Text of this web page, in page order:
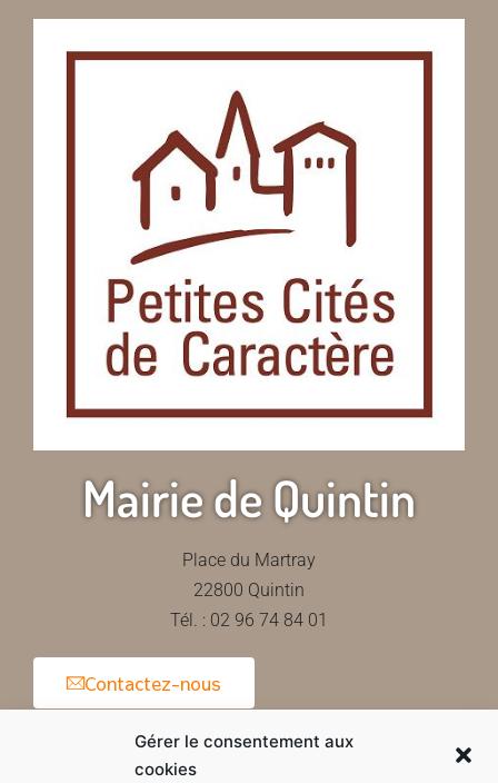
Gérer le consentement aux
cookies
Mairie de Quintin
Place du Martray
22800 Quintin
Tél. : 02 96 74 84 01
Contactez-nous